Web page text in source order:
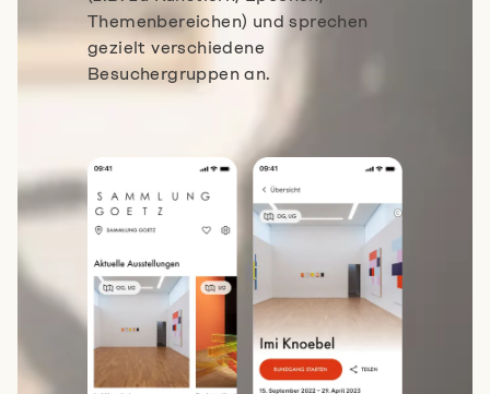
Themenbereichen) und sprechen
gezielt verschiedene
Besuchergruppen an.